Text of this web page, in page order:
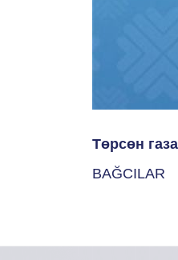
Төрсөн
BAĞCILAR